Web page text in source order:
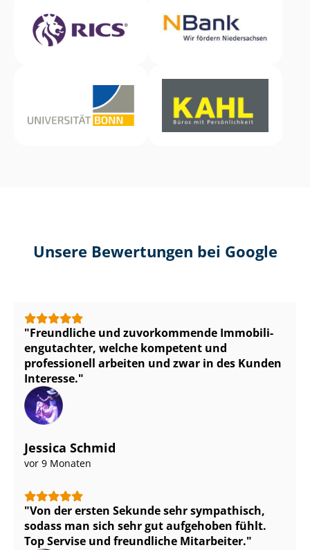
Unsere Bewertungen bei Google
Freundliche und zuvorkommende Im­mo­bi­li­
en­gut­ach­ter, welche kompetent und
professionell arbeiten und zwar in des Kunden
Interesse.
Jessica Schmid
vor 9 Monaten
Von der ersten Sekunde sehr sympathisch,
sodass man sich sehr gut aufgehoben fühlt.
Top Servise und freundliche Mitarbeiter.